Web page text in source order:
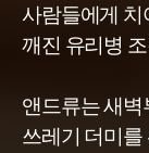
사람들에게 치
깨진 유리병
앤드류는 새벽
쓰레기 더미를